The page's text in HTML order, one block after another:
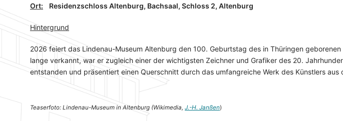
Ort: Residenzschloss Altenburg, Bachsaal, Schloss 2, Altenburg
Hintergrund
2026 feiert das Lindenau-Museum Altenburg den 100. Geburtstag des in Thüringen
lange verkannt, war er zugleich einer der wichtigsten Zeichner und Grafiker des 20.
entstanden und präsentiert einen Querschnitt durch das umfangreiche Werk des Künstlers aus
Teaserfoto: Lindenau-Museum in Altenburg (Wikimedia, J.-H. Janßen)